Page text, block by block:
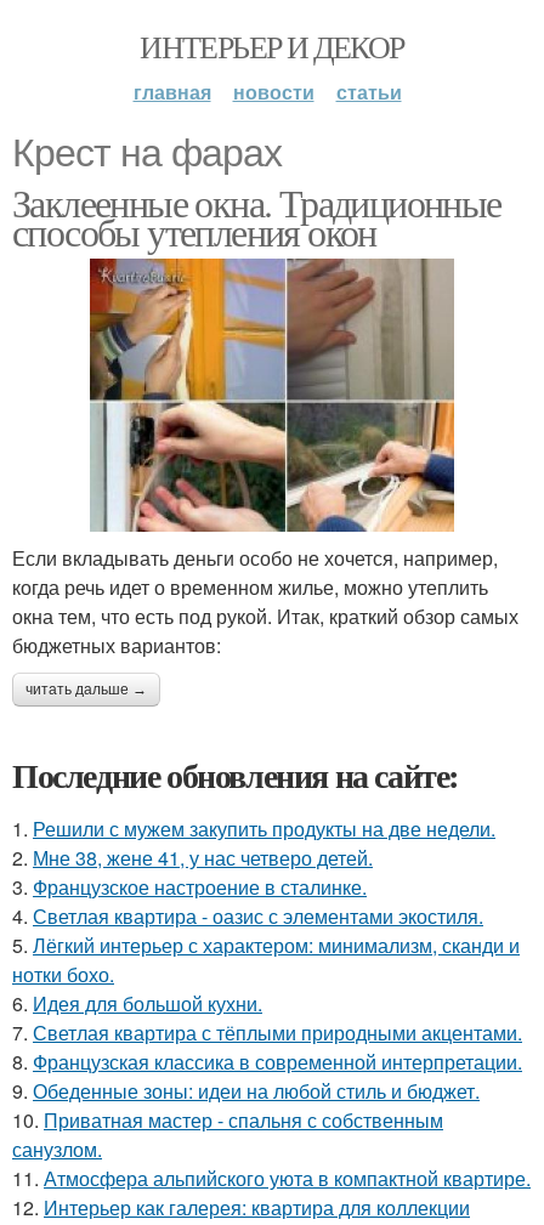
ИНТЕРЬЕР И ДЕКОР
главная новости статьи
Крест на фарах
Заклеенные окна. Традиционные
способы утепления окон
Если вкладывать деньги особо не хочется, например,
когда речь идет о временном жилье, можно утеплить
окна тем, что есть под рукой. Итак, краткий обзор самых
бюджетных вариантов:
читать дальше →
Последние обновления на сайте:
1. Решили с мужем закупить продукты на две недели.
2. Мне 38, жене 41, у нас четверо детей.
3. Французское настроение в сталинке.
4. Светлая квартира - оазис с элементами экостиля.
5. Лёгкий интерьер с характером: минимализм, сканди и
нотки бохо.
6. Идея для большой кухни.
7. Светлая квартира с тёплыми природными акцентами.
8. Французская классика в современной интерпретации.
9. Обеденные зоны: идеи на любой стиль и бюджет.
10. Приватная мастер - спальня с собственным
санузлом.
11. Атмосфера альпийского уюта в компактной квартире.
12. Интерьер как галерея: квартира для коллекции